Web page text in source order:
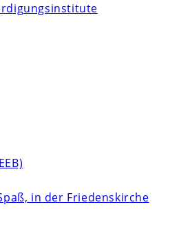
in der Friedenskirche